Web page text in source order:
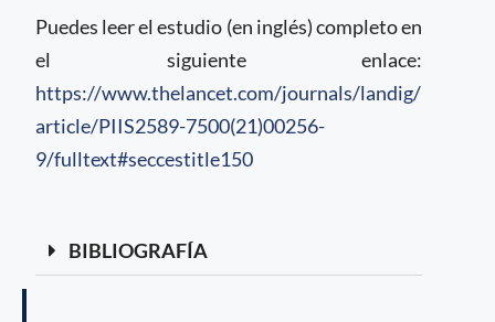
Puedes leer el estudio (en inglés) completo en
el siguiente enlace:
https://www.thelancet.com/journals/landig/
article/PIIS2589-7500(21)00256-
9/fulltext#seccestitle150
BIBLIOGRAFÍA